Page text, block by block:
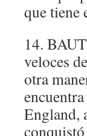
que tiene
14.
veloces
otra
England,
conquistó